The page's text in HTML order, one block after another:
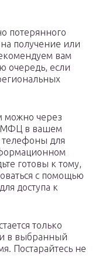
потерянного
получение или
вам
очередь, если
можно через
МФЦ в вашем
телефоны для
готовы к тому,
с помощью
доступа к
только
в выбранный
Постарайтесь не